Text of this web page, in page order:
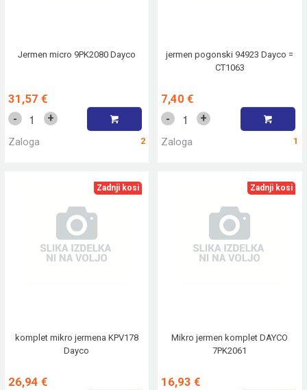
Jermen micro 9PK2080 Dayco
31,57 €
- +
Zaloga 2
jermen pogonski 94923 Dayco =
CT1063
7,40 €
- +
Zaloga 1
Zadnji kosi
komplet mikro jermena KPV178
Dayco
26,94 €
Zadnji kosi
Mikro jermen komplet DAYCO
7PK2061
16,93 €